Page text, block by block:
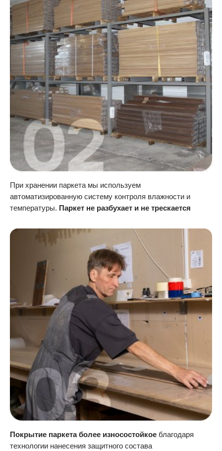
При хранении паркета мы используем
автоматизированную систему контроля влажности и
температуры. Паркет не разбухает и не трескается
Покрытие паркета более износостойкое благодаря
технологии нанесения защитного состава